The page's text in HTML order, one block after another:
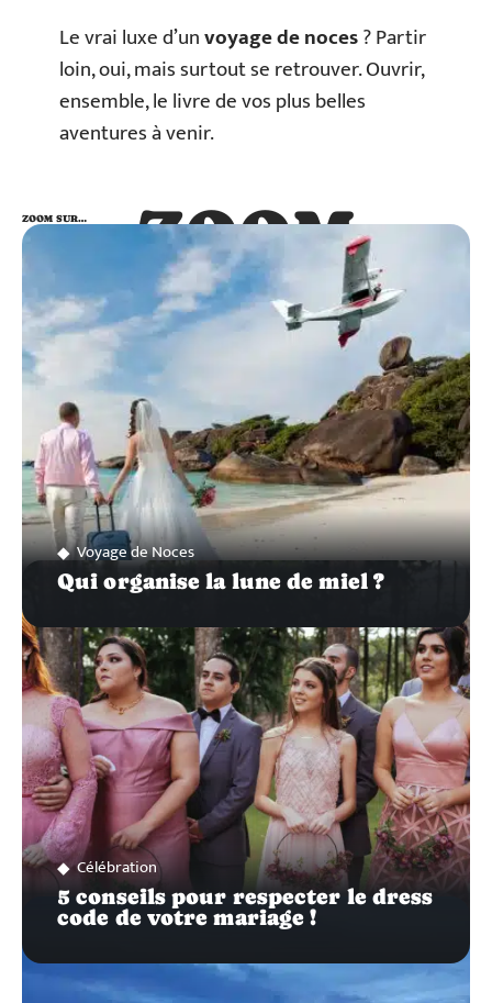
Le vrai luxe d’unvoyage de noces? Partir
loin, oui, mais surtout se retrouver. Ouvrir,
ensemble, le livre de vos plus belles
aventures à venir.
ZOOM
SUR…
ZOOM SUR…
Voyage de Noces
Qui organise la lune de miel ?
Célébration
5 conseils pour respecter le dress
code de votre mariage !